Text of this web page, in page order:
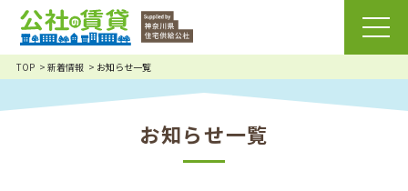
TOP 新着情報 お知らせ一覧
お知らせ一覧